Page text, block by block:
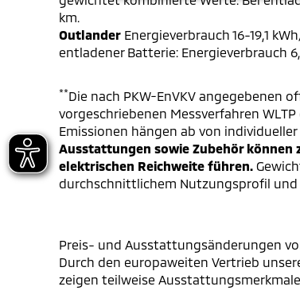
km.
Outlander Energieverbrauch 16-19,1
entladener Batterie: Energieverbrauch
**Die nach PKW-EnVKV angegebenen
vorgeschriebenen Messverfahren
Emissionen hängen ab von
Ausstattungen sowie Zubehör können
elektrischen Reichweite führen.
durchschnittlichem Nutzungsprofil
Preis- und Ausstattungsänderungen
Durch den europaweiten Vertrieb
zeigen teilweise